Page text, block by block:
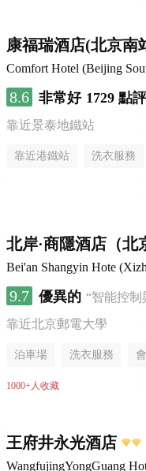
康福瑞酒店(北京南
Comfort Hotel (Beijing
8.6 非常好 1729 點評
靠近景泰地鐵站
靠近港鐵站 洗衣服務
北岸·商隱酒店（北
Bei'an Shangyin Hote
9.7 優異的 “智能控制
靠近北京郵電大學
泊車場 洗衣服務
1000+人收藏
王府井永光酒店
WangfujingYongGuang